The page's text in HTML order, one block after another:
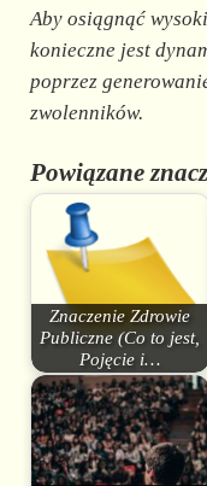
Aby osiągnąć
konieczne jest
poprzez
zwolenników.
Powiązane
Znaczenie Zdrowie
Publiczne (Co to jest,
Pojęcie i…